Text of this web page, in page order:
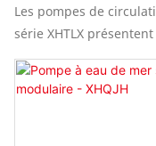
Les pompes de
série XHTLX
aspiration axiale,
porte-à-faux.